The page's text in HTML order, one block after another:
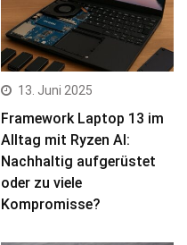
13. Juni 2025
Framework Laptop 13 im
Alltag mit Ryzen AI:
Nachhaltig aufgerüstet
oder zu viele
Kompromisse?